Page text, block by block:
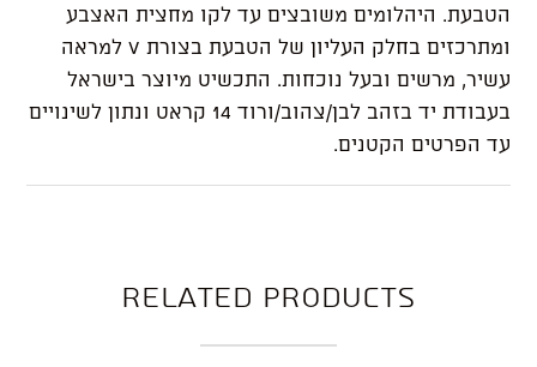
הטבעת. היהלומים משובצים עד לקו מחצית האצבע
ומתרכזים בחלק העליון של הטבעת בצורת V למראה
עשיר, מרשים ובעל נוכחות. התכשיט מיוצר בישראל
בעבודת יד בזהב לבן/צהוב/ורוד 14 קראט ונתון לשינויים
עד הפרטים הקטנים.
Related products